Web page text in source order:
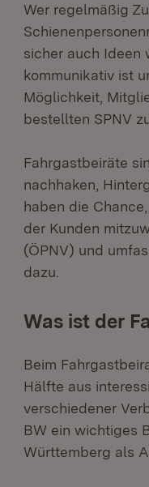
Wer regelmäßig
sicher auch Ideen
kommunikativ ist
Möglichkeit,
bestellten SPNV
Fahrgastbeiräte
nachhaken,
haben die
der Kunden
(ÖPNV) und
dazu.
Was ist der
Beim
Hälfte aus
verschiedener
BW ein wichtiges
Württemberg als